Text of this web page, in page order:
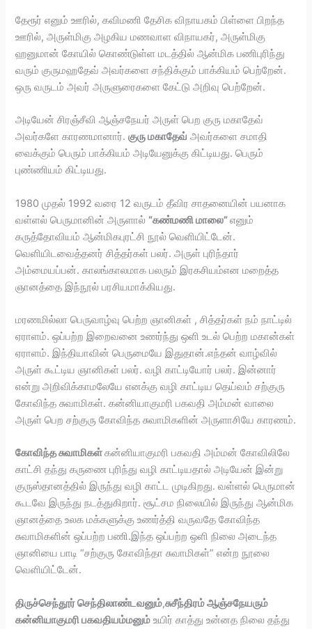
தேரூர் எனும் ஊரில், கவிமணி தேசிக விநாயகம் பிள்ளை பிறந்த
ஊரில், அருள்மிகு அழகிய மணவாள விநாயகர், அருள்மிகு
ஹனுமான் கோயில் கொண்டுள்ள மடத்தில் ஆன்மிக பணிபுரிந்து
வரும் குருமஹதேவ் அவர்களை சந்திக்கும் பாக்கியம் பெற்றேன்.
ஒரு வருடம் அவர் அருளுரைகளை கேட்டு அறிவு பெற்றேன்.
அடியேன் சிரஞ்சீவி ஆஞ்சநேயர் அருள் பெற குரு மகாதேவ்
அவர்களே காரணமானார்.குரு மகாதேவ் அவர்களை சமாதி
வைக்கும் பெரும் பாக்கியம் அடியேனுக்கு கிட்டியது. பெரும்
புண்ணியம் கிட்டியது.
1980 முதல் 1992 வரை 12 வருடம் தீவிர சாதனையின் பயனாக
வள்ளல் பெருமானின் அருளால் “கண்மணி மாலை”எனும்
கருத்தோவியம் ஆன்மிகபுரட்சி நூல் வெளியிட்டேன்.
வெளியிடவைத்தனர் சித்தர்கள் பலர். அருள் புரிந்தார்
அம்மையப்பன். காலங்காலமாக பலரும் இரகசியம்என மறைத்த
ஞானத்தை இந்நூல் பரசியமாக்கியது.
மரணமில்லா பெருவாழ்வு பெற்ற ஞானிகள் , சித்தர்கள் நம் நாட்டில்
ஏராளம். ஒப்பற்ற இறைவனை உணர்ந்து ஒளி உடல் பெற்ற மகான்கள்
ஏராளம். இந்தியாவின் பெருமையே இதுதான்.எந்தன் வாழ்வில்
அருள் கூட்டிய ஞானிகள் பலர். வழி காட்டியோர் பலர். இன்னார்
என்று அறிவிக்காமலேயே எனக்கு வழி காட்டிய தெய்வம் சற்குரு
கோவிந்த சுவாமிகள். கன்னியாகுமரி பகவதி அம்மன் வாலை
அருள் பெற சற்குரு கோவிந்த சுவாமிகளின் அருளாசியே காரணம்.
கோவிந்த சுவாமிகள்கன்னியாகுமரி பகவதி அம்மன் கோவிலிலே
காட்சி தந்து கருணை புரிந்து வழி காட்டியதால் அடியேன் இன்று
குருஸ்தானத்தில் இருந்து வழி காட்ட முடிகிறது. வள்ளல் பெருமான்
கூடவே இருந்து நடத்துகிறார். சூட்சம நிலையில் இருந்து ஆன்மிக
ஞானத்தை உலக மக்களுக்கு உணர்த்தி வருவதே கோவிந்த
சுவாமிகளின் ஒப்பற்ற பணி.இந்த ஒப்பற்ற ஒளி நிலை அடைந்த
ஞானியை பாடி “சற்குரு கோவிந்தா சுவாமிகள்” என்ற நூலை
வெளியிட்டேன்.
திருச்செந்தூர் செந்திலாண்டவனும்,சுசீந்திரம் ஆஞ்சநேயரும்
கன்னியாகுமரி பகவதியம்மனும் உயிர் காத்து உன்னத நிலை தந்து